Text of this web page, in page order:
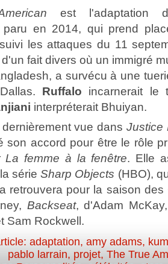
est l'adaptation
paru en 2014, qui prend
les attaques du 11
fait divers où un immigré
a survécu à une
Ruffalo incarnerait le
interpréterait Bhuiyan.
dernièrement vue dans Justice
son accord pour être le rôle
La femme à la fenêtre. Elle
sérieSharp Objects (HBO),
retrouvera pour la saison
Backseat, d'Adam
Sam Rockwell.
adaptation,amy adams,
pablo larrain, projet,The True